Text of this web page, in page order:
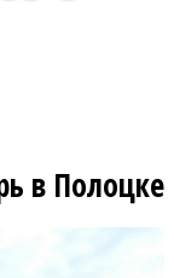
в Полоцке